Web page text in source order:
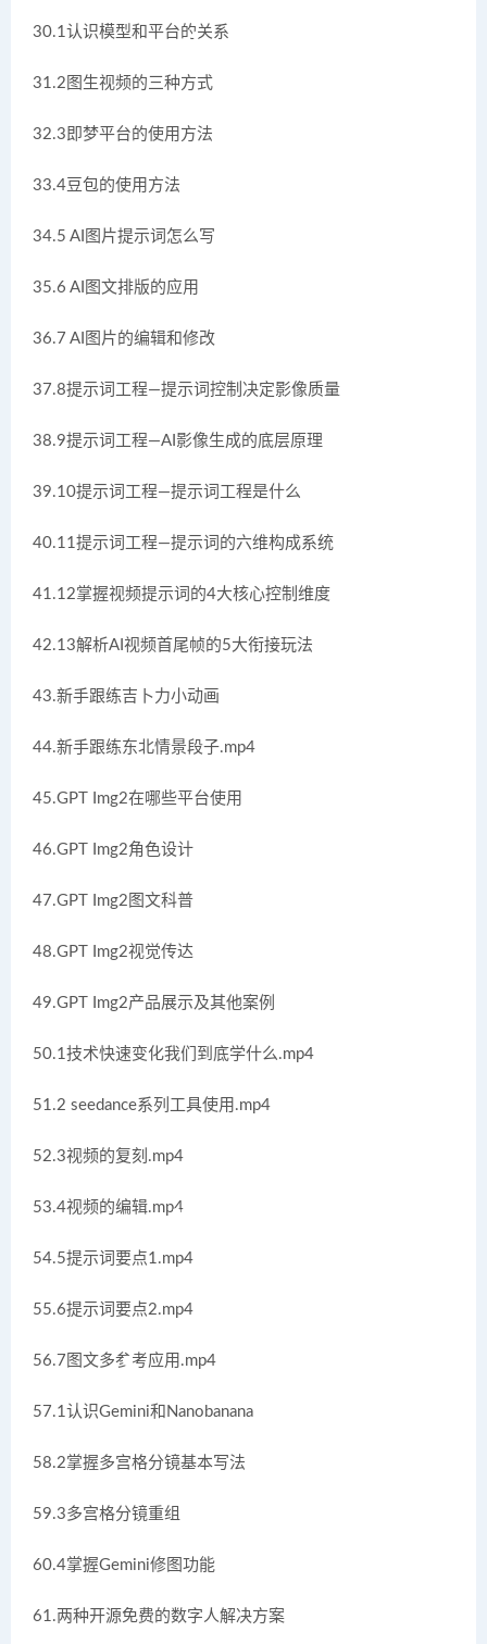
30.1认识模型和平台的关系
31.2图生视频的三种方式
32.3即梦平台的使用方法
33.4豆包的使用方法
34.5 AI图片提示词怎么写
35.6 AI图文排版的应用
36.7 AI图片的编辑和修改
37.8提示词工程—提示词控制决定影像质量
38.9提示词工程—AI影像生成的底层原理
39.10提示词工程—提示词工程是什么
40.11提示词工程—提示词的六维构成系统
41.12掌握视频提示词的4大核心控制维度
42.13解析AI视频首尾帧的5大衔接玩法
43.新手跟练吉卜力小动画
44.新手跟练东北情景段子.mp4
45.GPT Img2在哪些平台使用
46.GPT Img2角色设计
47.GPT Img2图文科普
48.GPT Img2视觉传达
49.GPT Img2产品展示及其他案例
50.1技术快速变化我们到底学什么.mp4
51.2 seedance系列工具使用.mp4
52.3视频的复刻.mp4
53.4视频的编辑.mp4
54.5提示词要点1.mp4
55.6提示词要点2.mp4
56.7图文多参考应用.mp4
57.1认识Gemini和Nanobanana
58.2掌握多宫格分镜基本写法
59.3多宫格分镜重组
60.4掌握Gemini修图功能
61.两种开源免费的数字人解决方案